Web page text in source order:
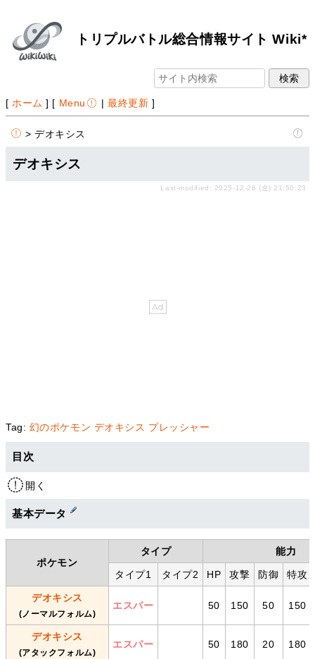
トリプルバトル総合情報サイト Wiki*
[ホーム ] [ Menu |最終更新 ]
> デオキシス
デオキシス
Last-modified: 2025-12-26 (金) 21:50:23
Tag: 幻のポケモン デオキシス プレッシャー
目次
開く
基本データ
ポケモン
タイプ 能力
タイプ1 タイプ2 HP 攻撃 防御 特攻
デオキシス
(ノーマルフォルム)
エスパー 50 150 50 150
デオキシス
(アタックフォルム)
エスパー 50 180 20 180